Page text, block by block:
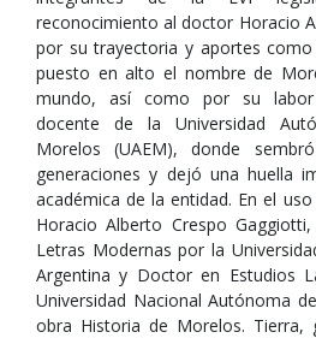
reconocimiento al doctor Horacio
por su trayectoria y aportes
puesto en alto el nombre de
mundo, así como por su
docente de la Universidad
Morelos (UAEM), donde
generaciones y dejó una huella
académica de la entidad. En el
Horacio Alberto Crespo
Letras Modernas por la
Argentina y Doctor en Estudios
Universidad Nacional Autónoma
obra Historia de Morelos. Tierra,